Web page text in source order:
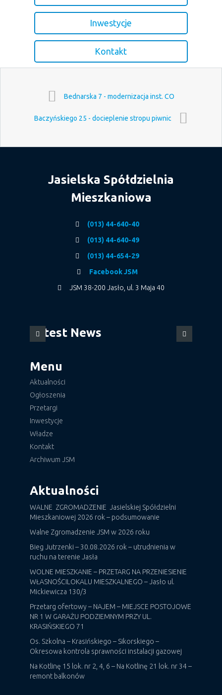
Inwestycje
Kontakt
Bednarska 7 - modernizacja inst. CO
Baczyńskiego 25 - docieplenie stropu piwnic
Jasielska Spółdzielnia
Mieszkaniowa
(013) 44-640-40
(013) 44-640-49
(013) 44-654-29
Facebook JSM
JSM 38-200 Jasło, ul. 3 Maja 40
Latest News
Menu
Aktualności
Ogłoszenia
Przetargi
Inwestycje
Władze
Kontakt
Archiwum JSM
Aktualności
WALNE ZGROMADZENIE Jasielskiej Spółdzielni
Mieszkaniowej 2026 rok – podsumowanie
Walne Zgromadzenie JSM w 2026 roku
Bieg Jutrzenki – 30.08.2026 rok – utrudnienia w
ruchu na terenie Jasła
WOLNE MIESZKANIE – PRZETARG NA PRZENIESIENIE
WŁASNOŚCILOKALU MIESZKALNEGO – Jasło ul.
Mickiewicza 130/3
Przetarg ofertowy – NAJEM – MIEJSCE POSTOJOWE
NR 1 W GARAŻU PODZIEMNYM PRZY UL.
KRASIŃSKIEGO 71
Os. Szkolna – Krasińskiego – Sikorskiego –
Okresowa kontrola sprawności instalacji gazowej
Na Kotlinę 15 lok. nr 2, 4, 6 – Na Kotlinę 21 lok. nr 34 –
remont balkonów